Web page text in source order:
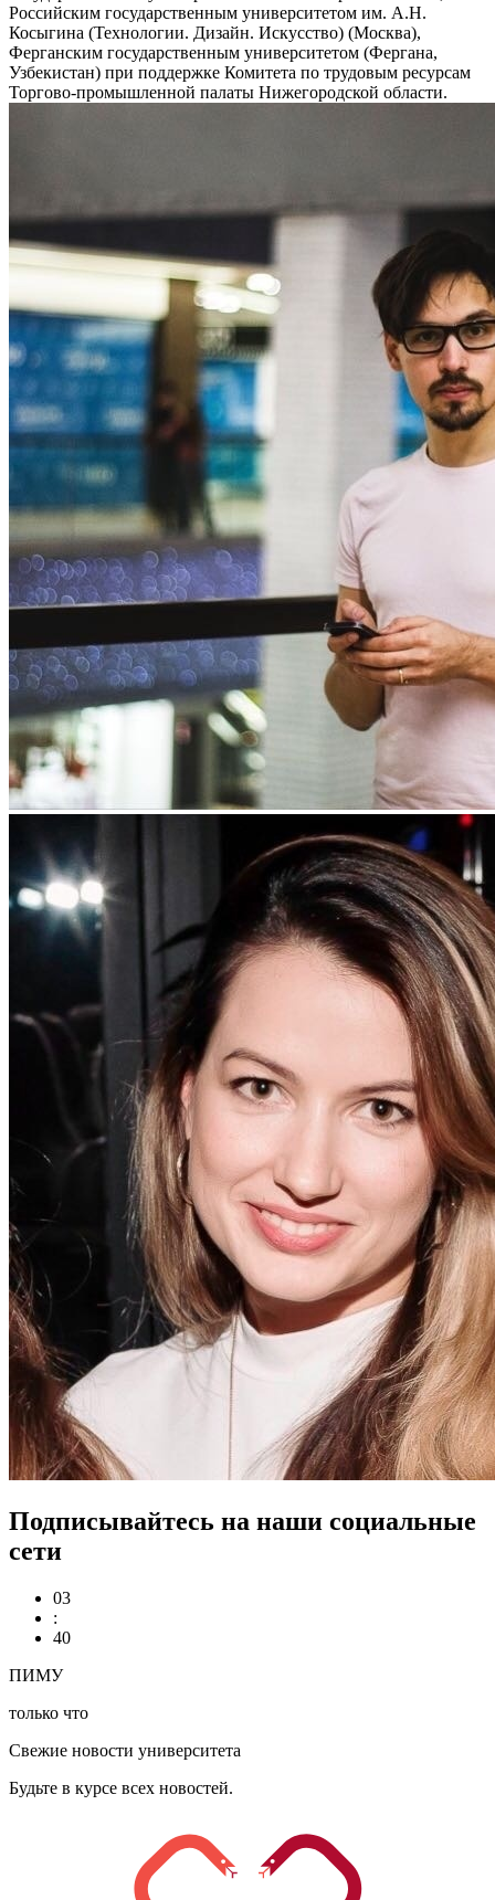
Российским государственным университетом им. А.Н.
Косыгина (Технологии. Дизайн. Искусство) (Москва),
Ферганским государственным университетом (Фергана,
Узбекистан) при поддержке Комитета по трудовым ресурсам
Торгово-промышленной палаты Нижегородской области.
Подписывайтесь на наши социальные
сети
03
:
40
ПИМУ
только что
Свежие новости университета
Будьте в курсе всех новостей.